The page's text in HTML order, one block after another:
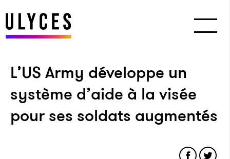
L’US Army développe un
système d’aide à la visée
pour ses soldats augmentés